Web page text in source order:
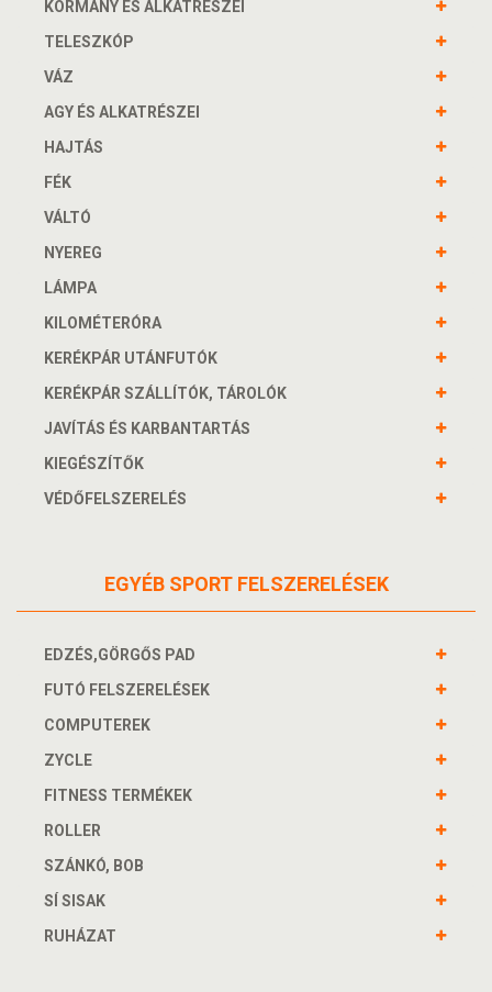
KORMÁNY ÉS ALKATRÉSZEI
TELESZKÓP
VÁZ
AGY ÉS ALKATRÉSZEI
HAJTÁS
FÉK
VÁLTÓ
NYEREG
LÁMPA
KILOMÉTERÓRA
KERÉKPÁR UTÁNFUTÓK
KERÉKPÁR SZÁLLÍTÓK, TÁROLÓK
JAVÍTÁS ÉS KARBANTARTÁS
KIEGÉSZÍTŐK
VÉDŐFELSZERELÉS
EGYÉB SPORT FELSZERELÉSEK
EDZÉS,GÖRGŐS PAD
FUTÓ FELSZERELÉSEK
COMPUTEREK
ZYCLE
FITNESS TERMÉKEK
ROLLER
SZÁNKÓ, BOB
SÍ SISAK
RUHÁZAT